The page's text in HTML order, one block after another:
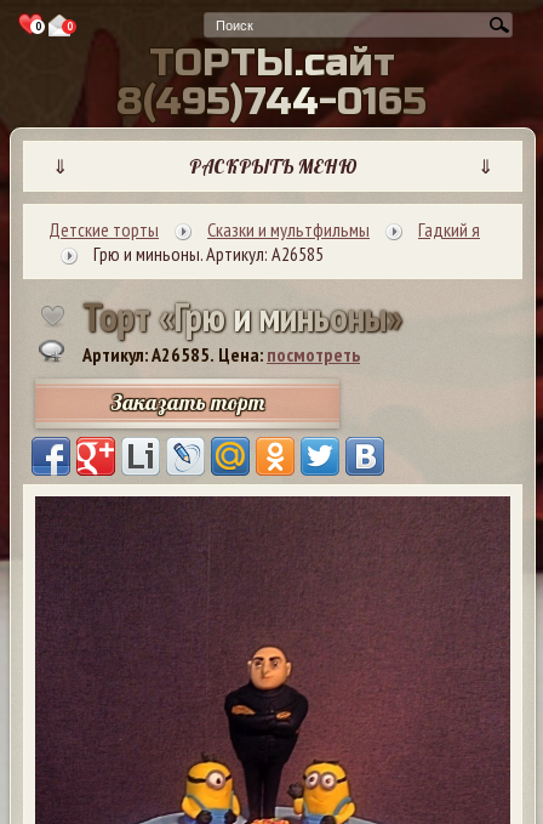
0 0
ТОРТЫ.сайт
8(495)744-0165
⇓ РАСКРЫТЬ МЕНЮ ⇓
Детские торты Сказки и мультфильмы
Гадкий я
Грю и миньоны. Артикул: А26585
Торт«Грюиминьоны»
Артикул: A26585. Цена: посмотреть
Заказать торт